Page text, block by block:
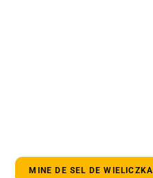
MINE DE SEL DE WIELICZKA